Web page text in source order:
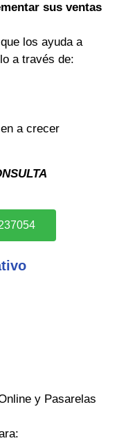
sus ventas
los ayuda a
a través de:
a crecer
y Pasarelas